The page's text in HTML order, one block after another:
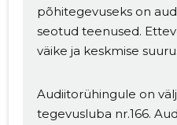
põhitegevuseks on
seotud teenused.
väike ja keskmise
Audiitorühingule on
tegevusluba nr.166.